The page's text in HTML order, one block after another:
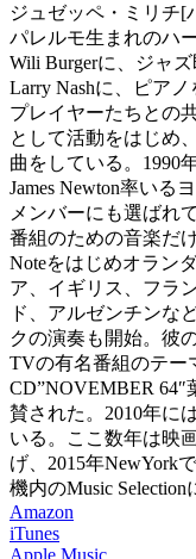
ジュゼッペ・ミリチ[
パレルモ生まれのハ
Wili Burgerに、ジャ
Larry Nashに、ピアノ
プレイヤーたちとの
として活動をはじめ
曲をしている。1990
James Newton率いる
メンバーにも選ばれ
番組のための音楽だ
Noteをはじめオラン
ア、イギリス、フラ
ド、アルゼンチンな
クの演奏も開始。彼
TVの有名番組のテー
CD”NOVEMBER 64″
賛された。2010年に
いる。ここ数年は映
げ、2015年NewYork
機内のMusic Selection
Amazon
iTunes